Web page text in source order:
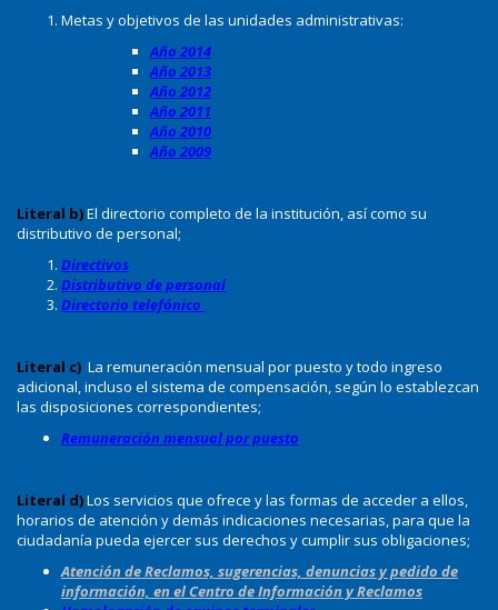
Metas y objetivos de las unidades administrativas:
Año 2014
Año 2013
Año 2012
Año 2011
Año 2010
Año 2009
Literal b)El directorio completo de la institución, así como su
distributivo de personal;
Directivos
Distributivo de personal
Directorio telefónico
Literal c) La remuneración mensual por puesto y todo ingreso
adicional, incluso el sistema de compensación, según lo establezcan
las disposiciones correspondientes;
Remuneración mensual por puesto
Literal d)Los servicios que ofrece y las formas de acceder a ellos,
horarios de atención y demás indicaciones necesarias, para que la
ciudadanía pueda ejercer sus derechos y cumplir sus obligaciones;
Atención de Reclamos, sugerencias, denuncias y pedido de
información, en el Centro de Información y Reclamos